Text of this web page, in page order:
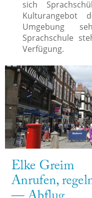
sich
Umgebung
Sprachschule
Verfügung.